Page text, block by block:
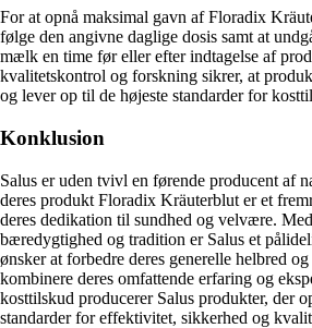
For at opnå maksimal gavn af Floradix
følge den angivne daglige dosis samt at
mælk en time før eller efter indtagelse af
kvalitetskontrol og forskning sikrer, at
og lever op til de højeste standarder for
Konklusion
Salus er uden tvivl en førende producent af
deres produkt Floradix Kräuterblut er et
deres dedikation til sundhed og velvære.
bæredygtighed og tradition er Salus et
ønsker at forbedre deres generelle helbred
kombinere deres omfattende erfaring og
kosttilskud producerer Salus produkter, der
standarder for effektivitet, sikkerhed og